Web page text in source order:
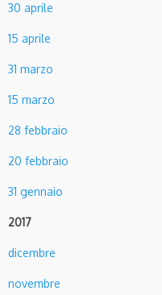
30 aprile
15 aprile
31 marzo
15 marzo
28 febbraio
20 febbraio
31 gennaio
2017
dicembre
novembre